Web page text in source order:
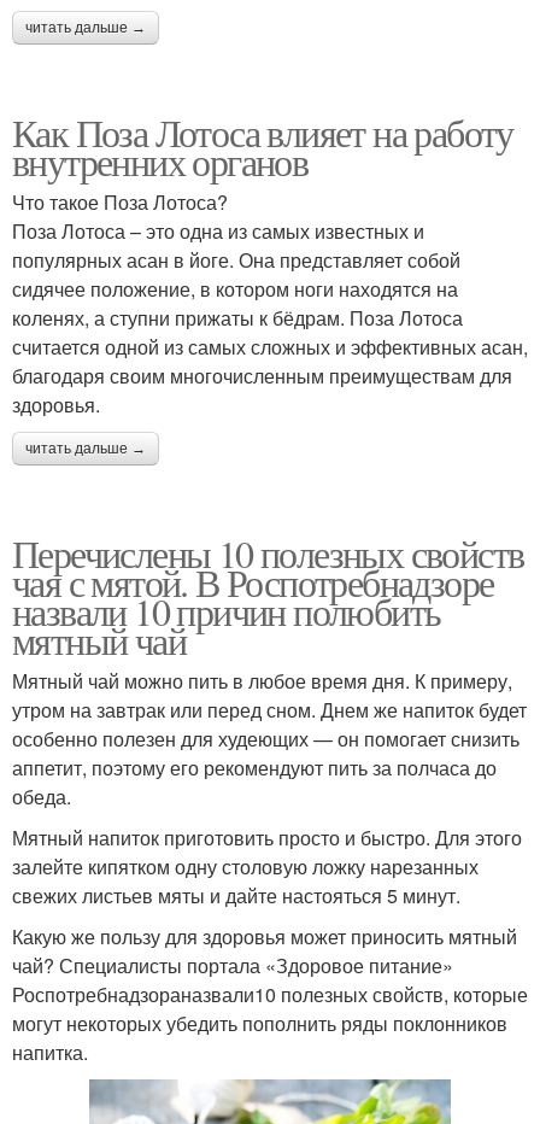
читать дальше →
Как Поза Лотоса влияет на работу
внутренних органов
Что такое Поза Лотоса?
Поза Лотоса – это одна из самых известных и
популярных асан в йоге. Она представляет собой
сидячее положение, в котором ноги находятся на
коленях, а ступни прижаты к бёдрам. Поза Лотоса
считается одной из самых сложных и эффективных асан,
благодаря своим многочисленным преимуществам для
здоровья.
читать дальше →
Перечислены 10 полезных свойств
чая с мятой. В Роспотребнадзоре
назвали 10 причин полюбить
мятный чай
Мятный чай можно пить в любое время дня. К примеру,
утром на завтрак или перед сном. Днем же напиток будет
особенно полезен для худеющих — он помогает снизить
аппетит, поэтому его рекомендуют пить за полчаса до
обеда.
Мятный напиток приготовить просто и быстро. Для этого
залейте кипятком одну столовую ложку нарезанных
свежих листьев мяты и дайте настояться 5 минут.
Какую же пользу для здоровья может приносить мятный
чай? Специалисты портала «Здоровое питание»
Роспотребнадзораназвали10 полезных свойств, которые
могут некоторых убедить пополнить ряды поклонников
напитка.